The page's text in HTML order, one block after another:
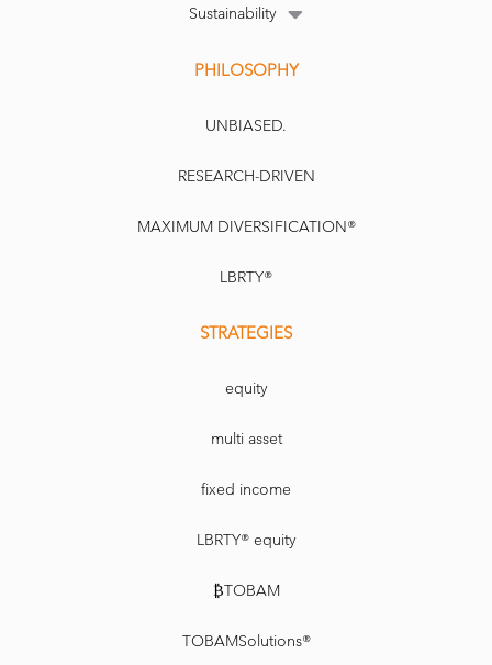
Sustainability
PHILOSOPHY
UNBIASED.
RESEARCH-DRIVEN
MAXIMUM DIVERSIFICATION®
LBRTY®
STRATEGIES
equity
multi asset
fixed income
LBRTY® equity
₿TOBAM
TOBAMSolutions®